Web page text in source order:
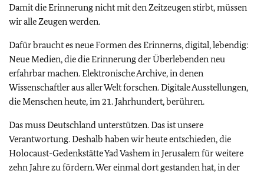
Damit die Erinnerung nicht mit den Zeitzeugen stirbt, müssen
wir alle Zeugen werden.
Dafür braucht es neue Formen des Erinnerns, digital, lebendig:
Neue Medien, die die Erinnerung der Überlebenden neu
erfahrbar machen. Elektronische Archive, in denen
Wissenschaftler aus aller Welt forschen. Digitale Ausstellungen,
die Menschen heute, im 21. Jahrhundert, berühren.
Das muss Deutschland unterstützen. Das ist unsere
Verantwortung. Deshalb haben wir heute entschieden, die
Holocaust-Gedenkstätte Yad Vashem in Jerusalem für weitere
zehn Jahre zu fördern. Wer einmal dort gestanden hat, in der